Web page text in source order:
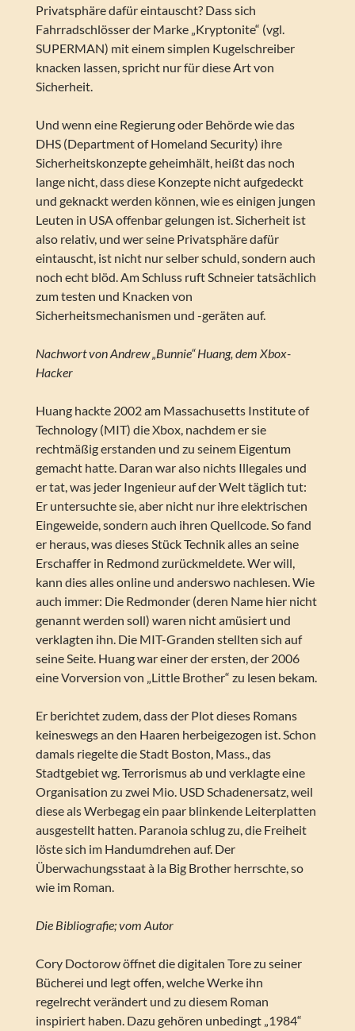
Privatsphäre dafür eintauscht? Dass sich
Fahrradschlösser der Marke „Kryptonite“ (vgl.
SUPERMAN) mit einem simplen Kugelschreiber
knacken lassen, spricht nur für diese Art von
Sicherheit.
Und wenn eine Regierung oder Behörde wie das
DHS (Department of Homeland Security) ihre
Sicherheitskonzepte geheimhält, heißt das noch
lange nicht, dass diese Konzepte nicht aufgedeckt
und geknackt werden können, wie es einigen jungen
Leuten in USA offenbar gelungen ist. Sicherheit ist
also relativ, und wer seine Privatsphäre dafür
eintauscht, ist nicht nur selber schuld, sondern auch
noch echt blöd. Am Schluss ruft Schneier tatsächlich
zum testen und Knacken von
Sicherheitsmechanismen und -geräten auf.
Nachwort von Andrew „Bunnie“ Huang, dem Xbox-
Hacker
Huang hackte 2002 am Massachusetts Institute of
Technology (MIT) die Xbox, nachdem er sie
rechtmäßig erstanden und zu seinem Eigentum
gemacht hatte. Daran war also nichts Illegales und
er tat, was jeder Ingenieur auf der Welt täglich tut:
Er untersuchte sie, aber nicht nur ihre elektrischen
Eingeweide, sondern auch ihren Quellcode. So fand
er heraus, was dieses Stück Technik alles an seine
Erschaffer in Redmond zurückmeldete. Wer will,
kann dies alles online und anderswo nachlesen. Wie
auch immer: Die Redmonder (deren Name hier nicht
genannt werden soll) waren nicht amüsiert und
verklagten ihn. Die MIT-Granden stellten sich auf
seine Seite. Huang war einer der ersten, der 2006
eine Vorversion von „Little Brother“ zu lesen bekam.
Er berichtet zudem, dass der Plot dieses Romans
keineswegs an den Haaren herbeigezogen ist. Schon
damals riegelte die Stadt Boston, Mass., das
Stadtgebiet wg. Terrorismus ab und verklagte eine
Organisation zu zwei Mio. USD Schadenersatz, weil
diese als Werbegag ein paar blinkende Leiterplatten
ausgestellt hatten. Paranoia schlug zu, die Freiheit
löste sich im Handumdrehen auf. Der
Überwachungsstaat à la Big Brother herrschte, so
wie im Roman.
Die Bibliografie; vom Autor
Cory Doctorow öffnet die digitalen Tore zu seiner
Bücherei und legt offen, welche Werke ihn
regelrecht verändert und zu diesem Roman
inspiriert haben. Dazu gehören unbedingt „1984“